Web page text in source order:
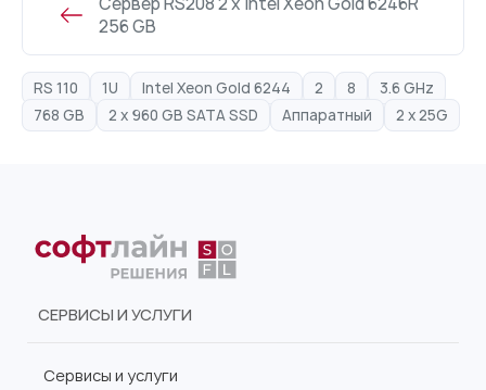
256 GB
RS 110 1U Intel Xeon Gold 6244 2 8
3.6 GHz
768 GB
2 x 960 GB SATA SSD Аппаратный 2 x 25G
СЕРВИСЫ И УСЛУГИ
Сервисы и услуги